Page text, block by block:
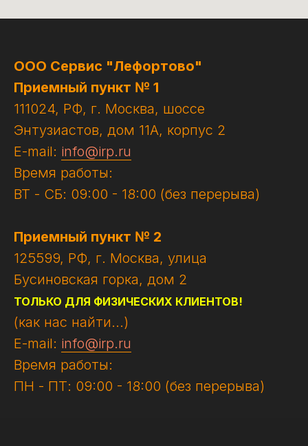
ООО Сервис "Лефортово"
Приемный пункт № 1
111024, РФ, г. Москва, шоссе
Энтузиастов, дом 11А, корпус 2
E-mail: info@irp.ru
Время работы:
ВТ - СБ: 09:00 - 18:00 (без перерыва)
Приемный пункт № 2
125599, РФ, г. Москва, улица
Бусиновская горка, дом 2
ТОЛЬКО ДЛЯ ФИЗИЧЕСКИХ КЛИЕНТОВ!
(как нас найти...)
E-mail: info@irp.ru
Время работы:
ПН - ПТ: 09:00 - 18:00 (без перерыва)